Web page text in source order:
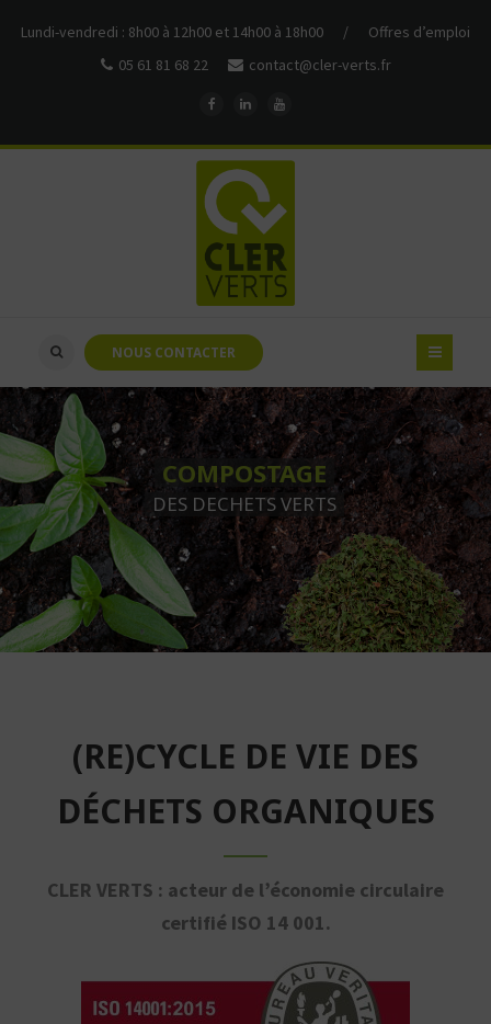
Lundi-vendredi : 8h00 à 12h00 et 14h00 à 18h00 /
Offres d’emploi
05 61 81 68 22
contact@cler-verts.fr
NOUS CONTACTER
COMPOSTAGE
DES DECHETS VERTS
(RE)CYCLE DE VIE DES
DÉCHETS ORGANIQUES
CLER VERTS : acteur de l’économie circulaire
certifié ISO 14 001.